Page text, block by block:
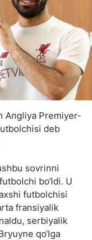
Angliya Premiyer-
deb
sovrinni
bo‘ldi. U
futbolchisi
fransiyalik
serbiyalik
qo‘lga